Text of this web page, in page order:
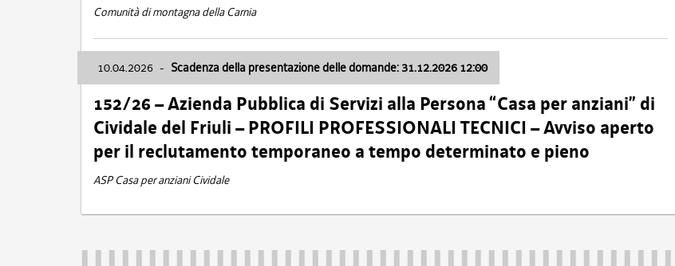
Comunità di montagna della Carnia
10.04.2026 - Scadenza della presentazione delle domande: 31.12.2026 12:00
152/26 – Azienda Pubblica di Servizi alla Persona “Casa per anziani” di
Cividale del Friuli – PROFILI PROFESSIONALI TECNICI – Avviso aperto
per il reclutamento temporaneo a tempo determinato e pieno
ASP Casa per anziani Cividale